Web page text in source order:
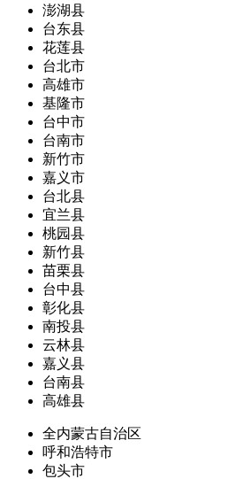
澎湖县
台东县
花莲县
台北市
高雄市
基隆市
台中市
台南市
新竹市
嘉义市
台北县
宜兰县
桃园县
新竹县
苗栗县
台中县
彰化县
南投县
云林县
嘉义县
台南县
高雄县
全内蒙古自治区
呼和浩特市
包头市